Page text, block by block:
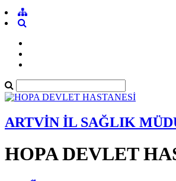
ARTVİN İL SAĞLIK
HOPA DEVLET